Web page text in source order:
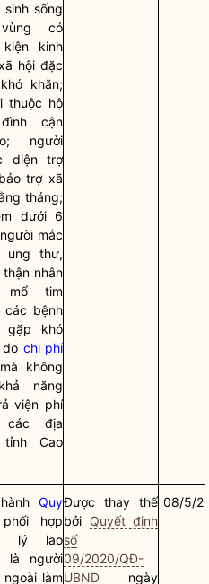
sinh sống
có
kinh
hội đặc
khăn;
thuộc hộ
cận
người
diện trợ
trợ xã
tháng;
dưới 6
mắc
ung thư,
nhân
mổ tim
các bệnh
gặp khó
do chi phí
không
năng
viện phí
các địa
tỉnh Cao
Quy
hợp
lý lao
là người
ngoài làm
Được thay thế
bởi Quyết định
số
09/2020/QĐ-
UBND ngày
08/5/